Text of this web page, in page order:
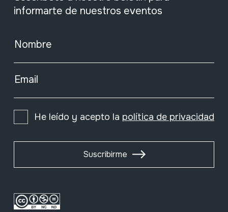
informarte de nuestros eventos
Nombre
Email
He leído y acepto la política de privacidad
Suscribirme